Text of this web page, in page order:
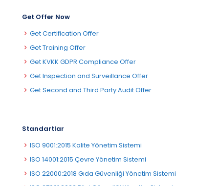
Get Offer Now
Get Certification Offer
Get Training Offer
Get KVKK GDPR Compliance Offer
Get Inspection and Surveillance Offer
Get Second and Third Party Audit Offer
Standartlar
ISO 9001:2015 Kalite Yönetim Sistemi
ISO 14001:2015 Çevre Yönetim Sistemi
ISO 22000:2018 Gıda Güvenliği Yönetim Sistemi